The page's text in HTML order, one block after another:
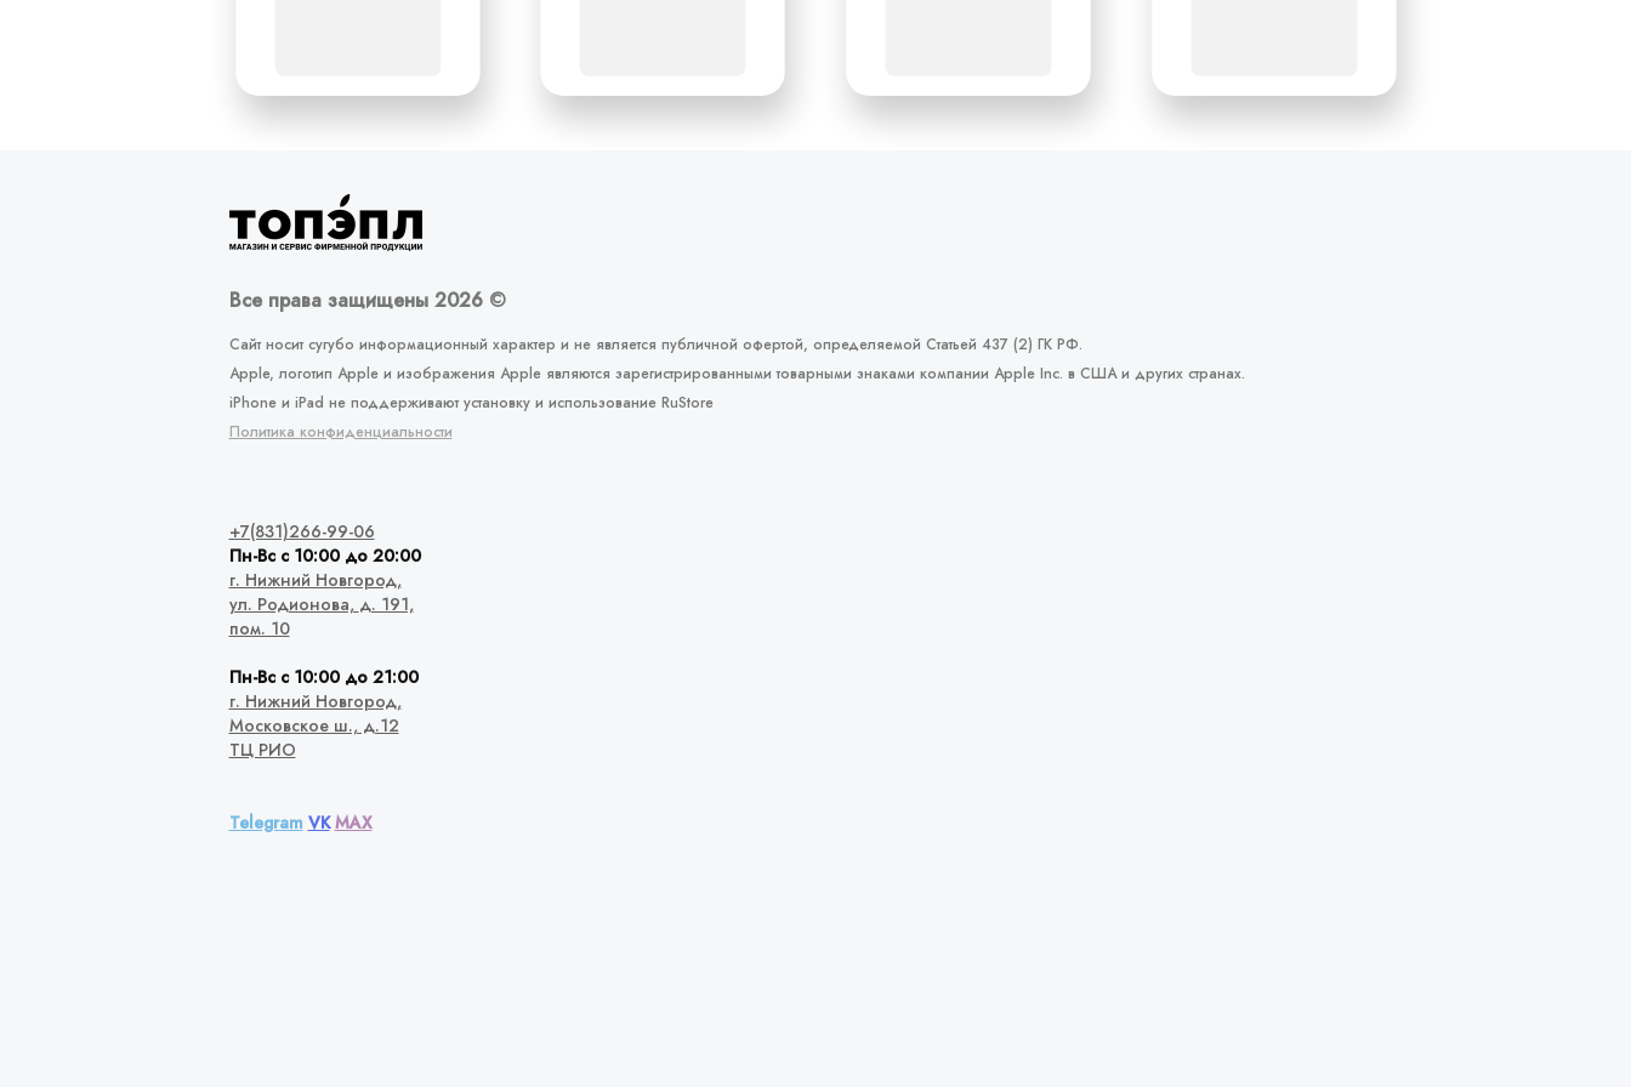
Все права защищены 2026 ©
Сайт носит сугубо информационный характер и не является публичной офертой, определяемой Статьей 437 (2) ГК РФ.
Apple, логотип Apple и изображения Apple являются зарегистрированными товарными знаками компании Apple Inc. в США и других странах.
iPhone и iPad не поддерживают установку и использование RuStore
Политика конфиденциальности
+7(831)266-99-06
Пн-Вс с 10:00 до 20:00
г. Нижний Новгород,
ул. Родионова, д. 191,
пом. 10
Пн-Вс с 10:00 до 21:00
г. Нижний Новгород,
Московское ш., д.12
ТЦ РИО
Telegram VK MAX